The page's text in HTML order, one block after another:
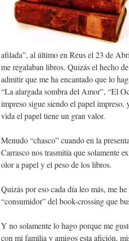
afilada”, al último en Reus el 23 de
me regalaban libros. Quizás el hecho
admitir que me ha encantado que lo
“La alargada sombra del Amor”, “El
impreso sigue siendo el papel
vida el papel tiene un gran valor.
Menudo “chasco” cuando en la
Carrasco nos trasmitía que solamente
olor a papel y el peso de los libros.
Quizás por eso cada día leo más, me
“consumidor” del book-crossing que
Y no solamente lo hago porque me
con mi familia y amigos esta afición,